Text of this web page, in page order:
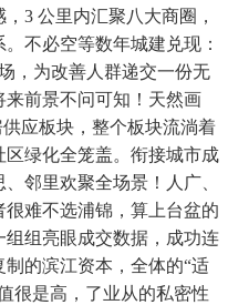
3 公里内汇聚八大商圈，
不必空等数年城建兑现：
，为改善人群递交一份无
前景不问可知！天然画
应板块，整个板块流淌着
绿化全笼盖。衔接城市成
邻里欢聚全场景！人广、
难不选浦锦，算上台盆的
组亮眼成交数据，成功连
的滨江资本，全体的“适
很是高，了业从的私密性